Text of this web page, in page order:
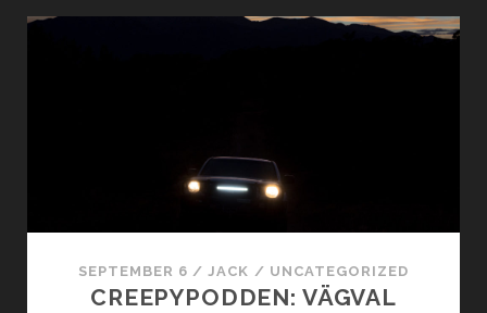
BISKOPS
SEPTEMBER 6 /JACK / UNCATEGORIZED
CREEPYPODDEN: VÄGVAL